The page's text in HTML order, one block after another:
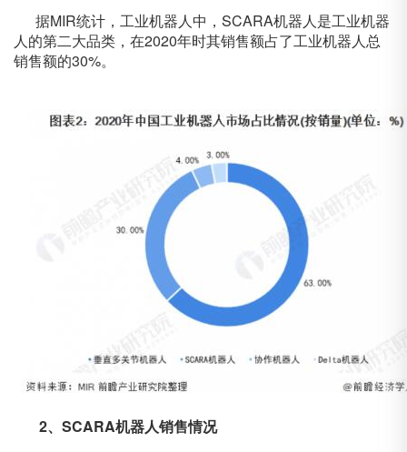
据MIR统计，工业机器人中，SCARA机器人是工业机器
人的第二大品类，在2020年时其销售额占了工业机器人总
销售额的30%。
2、SCARA机器人销售情况